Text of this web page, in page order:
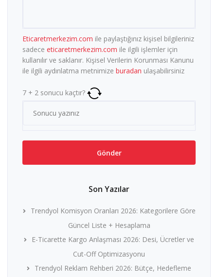
Eticaretmerkezim.com ile paylaştığınız kişisel bilgileriniz
sadece eticaretmerkezim.com ile ilgili işlemler için
kullanılır ve saklanır. Kişisel Verilerin Korunması Kanunu
ile ilgili aydınlatma metnimize buradan ulaşabilirsiniz
7 + 2 sonucu kaçtır?
Son Yazılar
Trendyol Komisyon Oranları 2026: Kategorilere Göre
Güncel Liste + Hesaplama
E-Ticarette Kargo Anlaşması 2026: Desi, Ücretler ve
Cut-Off Optimizasyonu
Trendyol Reklam Rehberi 2026: Bütçe, Hedefleme